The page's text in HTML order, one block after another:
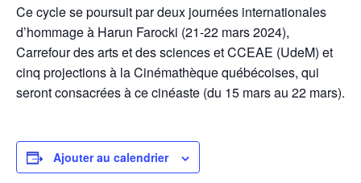
Ce cycle se poursuit par deux journées internationales
d’hommage à Harun Farocki (21-22 mars 2024),
Carrefour des arts et des sciences et CCEAE (UdeM) et
cinq projections à la Cinémathèque québécoises, qui
seront consacrées à ce cinéaste (du 15 mars au 22 mars).
Ajouter au calendrier